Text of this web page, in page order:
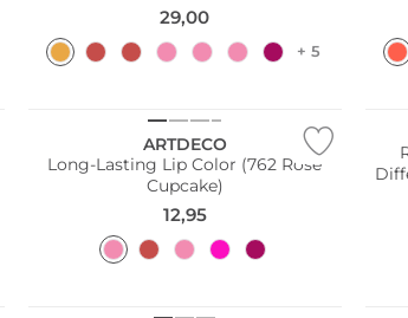
29,00
+ 5
ARTDECO
Long-Lasting Lip Color (762 Rose
Cupcake)
12,95